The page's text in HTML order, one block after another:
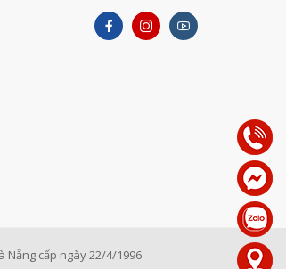
Nẵng cấp ngày 22/4/1996